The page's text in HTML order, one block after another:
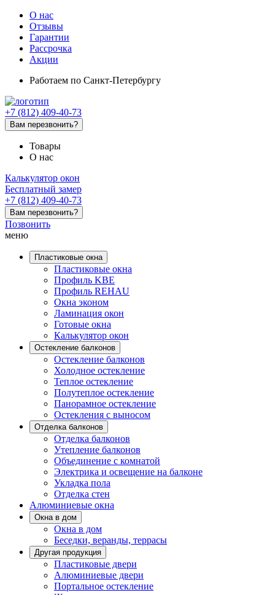
О нас
Отзывы
Гарантии
Рассрочка
Акции
Работаем по Санкт-Петербургу
+7 (812) 409-40-73
Вам перезвонить?
Товары
О нас
Калькулятор окон
Бесплатный замер
+7 (812) 409-40-73
Вам перезвонить?
Позвонить
меню
Пластиковые окна
Пластиковые окна
Профиль KBE
Профиль REHAU
Окна эконом
Ламинация окон
Готовые окна
Калькулятор окон
Остекление балконов
Остекление балконов
Холодное остекление
Теплое остекление
Полутеплое остекление
Панорамное остекление
Остекления с выносом
Отделка балконов
Отделка балконов
Утепление балконов
Объединение с комнатой
Электрика и освещение на балконе
Укладка пола
Отделка стен
Алюминиевые окна
Окна в дом
Окна в дом
Беседки, веранды, террасы
Другая продукция
Пластиковые двери
Алюминиевые двери
Портальное остекление